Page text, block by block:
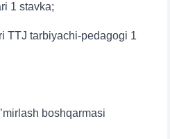
1 stavka;
tarbiyachi-pedagogi 1
boshqarmasi